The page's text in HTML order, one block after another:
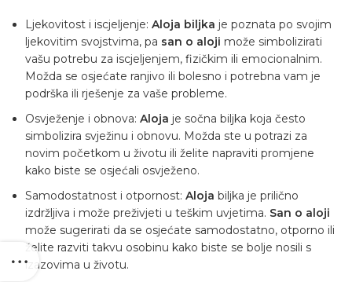
Ljekovitost i iscjeljenje: Aloja biljka je poznata po svojim
ljekovitim svojstvima, pa san o aloji može simbolizirati
vašu potrebu za iscjeljenjem, fizičkim ili emocionalnim.
Možda se osjećate ranjivo ili bolesno i potrebna vam je
podrška ili rješenje za vaše probleme.
Osvježenje i obnova: Aloja je sočna biljka koja često
simbolizira svježinu i obnovu. Možda ste u potrazi za
novim početkom u životu ili želite napraviti promjene
kako biste se osjećali osvježeno.
Samodostatnost i otpornost: Aloja biljka je prilično
izdržljiva i može preživjeti u teškim uvjetima. San o aloji
može sugerirati da se osjećate samodostatno, otporno ili
želite razviti takvu osobinu kako biste se bolje nosili s
izazovima u životu.